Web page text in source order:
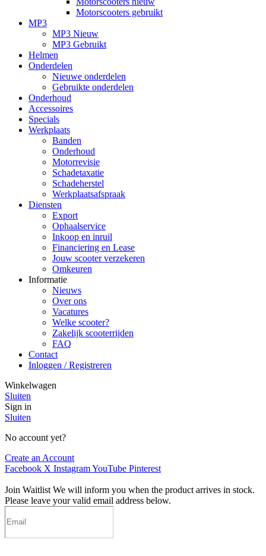
Motorscooters gebruikt
MP3
MP3 Nieuw
MP3 Gebruikt
Helmen
Onderdelen
Nieuwe onderdelen
Gebruikte onderdelen
Onderhoud
Accessoires
Specials
Werkplaats
Banden
Onderhoud
Motorrevisie
Schadetaxatie
Schadeherstel
Werkplaatsafspraak
Diensten
Export
Ophaalservice
Inkoop en inruil
Financiering en Lease
Jouw scooter verzekeren
Omkeuren
Informatie
Nieuws
Over ons
Vacatures
Welke scooter?
Zakelijk scooterrijden
FAQ
Contact
Inloggen / Registreren
Winkelwagen
Sluiten
Sign in
Sluiten
No account yet?
Create an Account
Facebook X InstagramYouTube Pinterest
Join Waitlist We will inform you when the product arrives in stock.
Please leave your valid email address below.